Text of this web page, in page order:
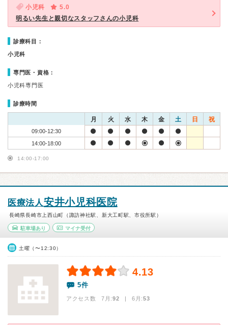
小児科
5.0
明るい先生と親切なスタッフさんの小児科
診療科目：
小児科
専門医・資格：
小児科専門医
診療時間
月 火 水 木 金 土 日 祝
09:00-12:30
14:00-18:00
14:00-17:00
医療法人安井小児科医院
長崎県長崎市上西山町（諏訪神社駅、新大工町駅、市役所駅）
駐車場あり マイナ受付
土曜（〜12:30）
4.13
5件
アクセス数 7月:92 | 6月:53